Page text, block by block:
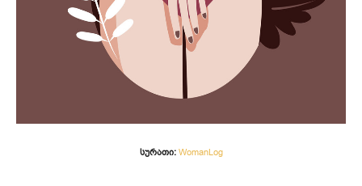
სურათი: WomanLog